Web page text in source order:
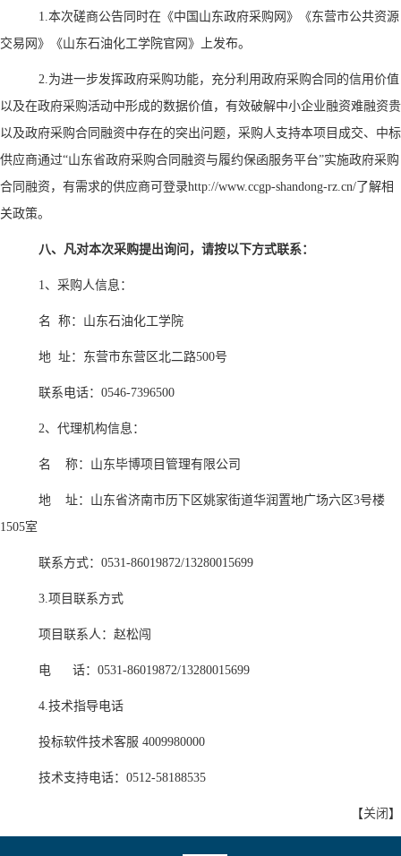
1.本次磋商公告同时在《中国山东政府采购网》《东营市公共资源
交易网》《山东石油化工学院官网》上发布。
2.为进一步发挥政府采购功能，充分利用政府采购合同的信用价值
以及在政府采购活动中形成的数据价值，有效破解中小企业融资难融资贵
以及政府采购合同融资中存在的突出问题，采购人支持本项目成交、中标
供应商通过“山东省政府采购合同融资与履约保函服务平台”实施政府采购
合同融资，有需求的供应商可登录http://www.ccgp-shandong-rz.cn/了解相
关政策。
八、凡对本次采购提出询问，请按以下方式联系：
1、采购人信息：
名 称：山东石油化工学院
地 址： 东营市东营区北二路500号
联系电话：0546-7396500
2、代理机构信息：
名 称：山东毕博项目管理有限公司
地 址： 山东省济南市历下区姚家街道华润置地广场六区3号楼
1505室
联系方式： 0531-86019872/13280015699
3.项目联系方式
项目联系人：赵松闯
电 话： 0531-86019872/13280015699
4.技术指导电话
投标软件技术客服 4009980000
技术支持电话： 0512-58188535
【关闭 】